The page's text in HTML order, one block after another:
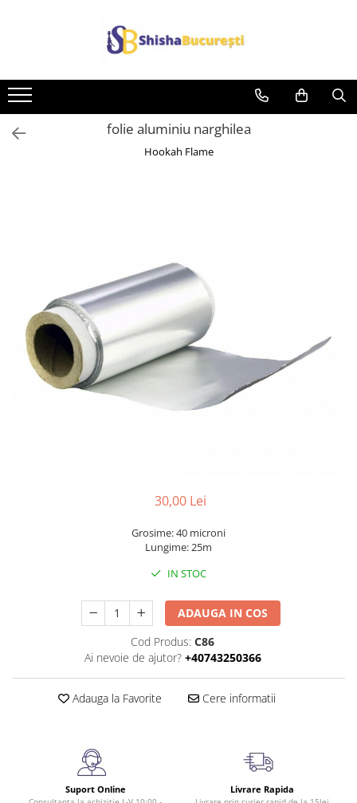
folie aluminiu narghilea
Hookah Flame
30,00 Lei
Grosime: 40 microni
Lungime: 25m
IN STOC
ADAUGA IN COS
Cod Produs: C86
Ai nevoie de ajutor? +40743250366
Adauga la Favorite Cere informatii
Suport Online Livrare Rapida